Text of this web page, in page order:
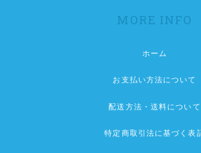
MORE INFO
ホーム
お支払い方法について
配送方法・送料について
特定商取引法に基づく表